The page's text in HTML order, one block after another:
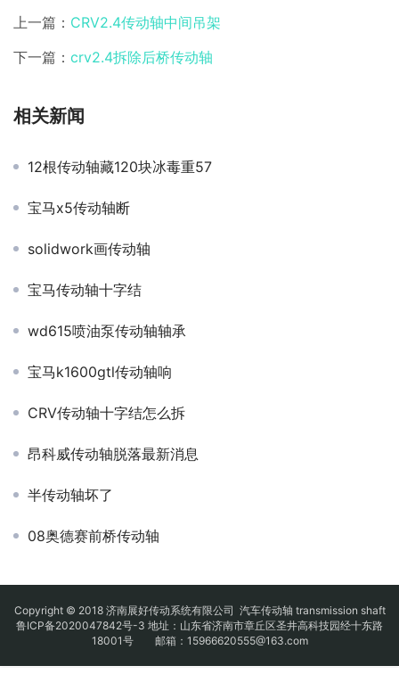
上一篇： CRV2.4传动轴中间吊架
下一篇： crv2.4拆除后桥传动轴
相关新闻
12根传动轴藏120块冰毒重57
宝马x5传动轴断
solidwork画传动轴
宝马传动轴十字结
wd615喷油泵传动轴轴承
宝马k1600gtl传动轴响
CRV传动轴十字结怎么拆
昂科威传动轴脱落最新消息
半传动轴坏了
08奥德赛前桥传动轴
Copyright © 2018 济南展好传动系统有限公司 汽车传动轴 transmission shaft
鲁ICP备2020047842号-3 地址：山东省济南市章丘区圣井高科技园经十东路
18001号 邮箱：15966620555@163.com